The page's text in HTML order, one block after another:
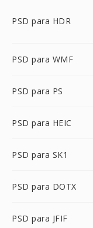
PSD para HDR
PSD para WMF
PSD para PS
PSD para HEIC
PSD para SK1
PSD para DOTX
PSD para JFIF